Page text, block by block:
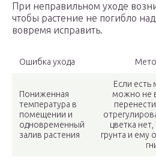
При неправильном уходе
чтобы растение не погибло
вовремя исправить.
Ошибка ухода
Пониженная
температура в
помещении и
одновременный
залив растения
Если есть
можно не
цветка
грунта и ему